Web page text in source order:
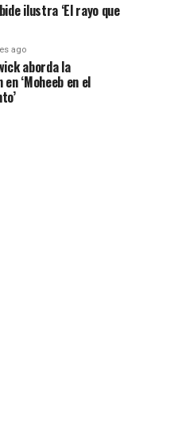
ilustra ‘El rayo que
ago
aborda la
‘Moheeb en el